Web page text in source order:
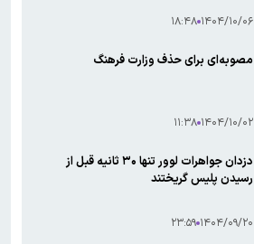
۱۴۰۴/۱۰/۰۶ ۱۸:۴۸
مصوبه‌ای برای حذف وزارت فرهنگ
۱۴۰۴/۱۰/۰۲ ۱۱:۳۸
دزدان جواهرات لوور تنها ۳۰ ثانیه قبل از
رسیدن پلیس گریختند
۱۴۰۴/۰۹/۲۰ ۲۳:۵۹